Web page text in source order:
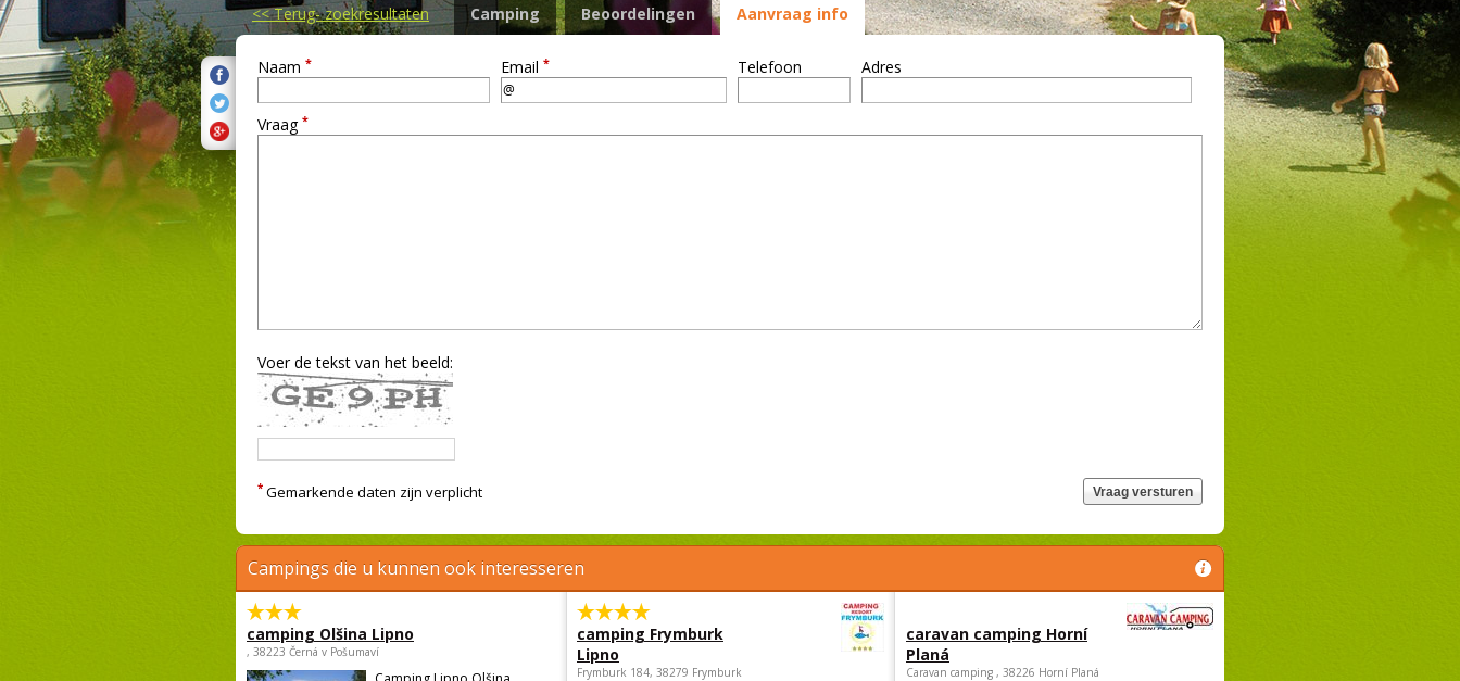
<<Terug- zoekresultaten Camping Beoordelingen Aanvraag info
Naam * Email * Telefoon Adres
Vraag *
Voer de tekst van het beeld:
* Gemarkende daten zijn verplicht
Campings die u kunnen ook interesseren
camping Olšina Lipno
, 38223 Černá v Pošumaví
camping Frymburk
Lipno
Frymburk 184, 38279 Frymburk
caravan camping Horní
Planá
Caravan camping , 38226 Horní Planá